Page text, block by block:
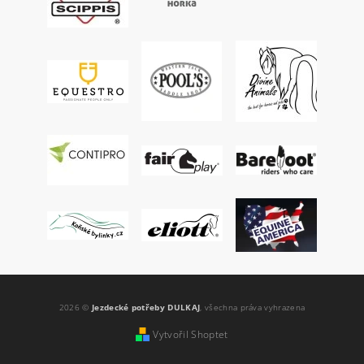
2026 © Jezdecké potřeby DULKAJ, všechna práva vyhrazena
Vytvořil Shoptet